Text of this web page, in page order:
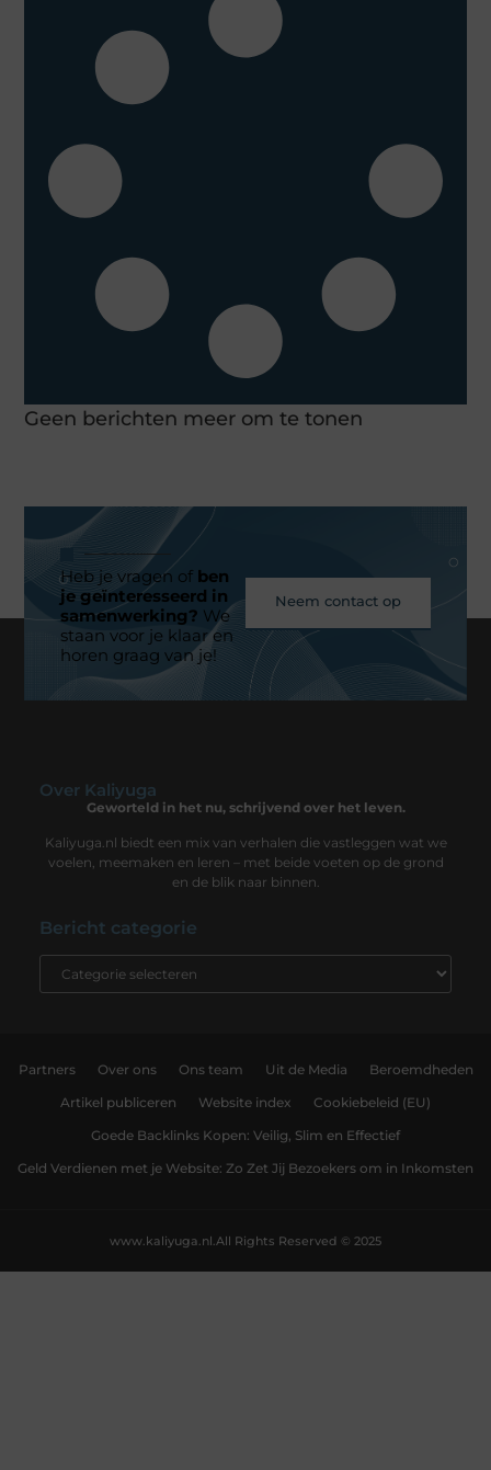
Geen berichten meer om te tonen
Heb je vragen ofben
je geïnteresseerd in
samenwerking? We
staan voor je klaar en
horen graag van je!
Neem contact op
Over Kaliyuga
Geworteld in het nu, schrijvend over het leven.
Kaliyuga.nl biedt een mix van verhalen die vastleggen wat we
voelen, meemaken en leren – met beide voeten op de grond
en de blik naar binnen.
Bericht categorie
Partners Over ons Ons team Uit de Media Beroemdheden
Artikel publiceren Website index Cookiebeleid (EU)
Goede Backlinks Kopen: Veilig, Slim en Effectief
Geld Verdienen met je Website: Zo Zet Jij Bezoekers om in Inkomsten
All Rights Reserved © 2025
www.kaliyuga.nl.